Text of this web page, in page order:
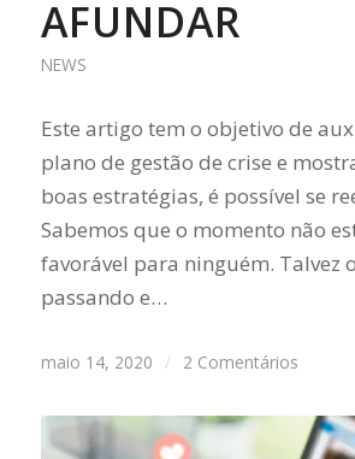
AFUNDAR
NEWS
Este artigo tem o objetivo de
plano de gestão de crise e
boas estratégias, é possível se
Sabemos que o momento não
favorável para ninguém. Talvez
passando e…
maio 14, 2020 / 2 Comentários